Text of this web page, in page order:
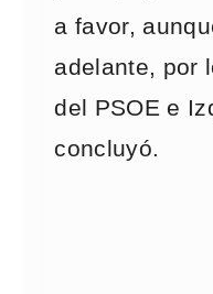
a favor,
adelante, por
del PSOE e
concluyó.